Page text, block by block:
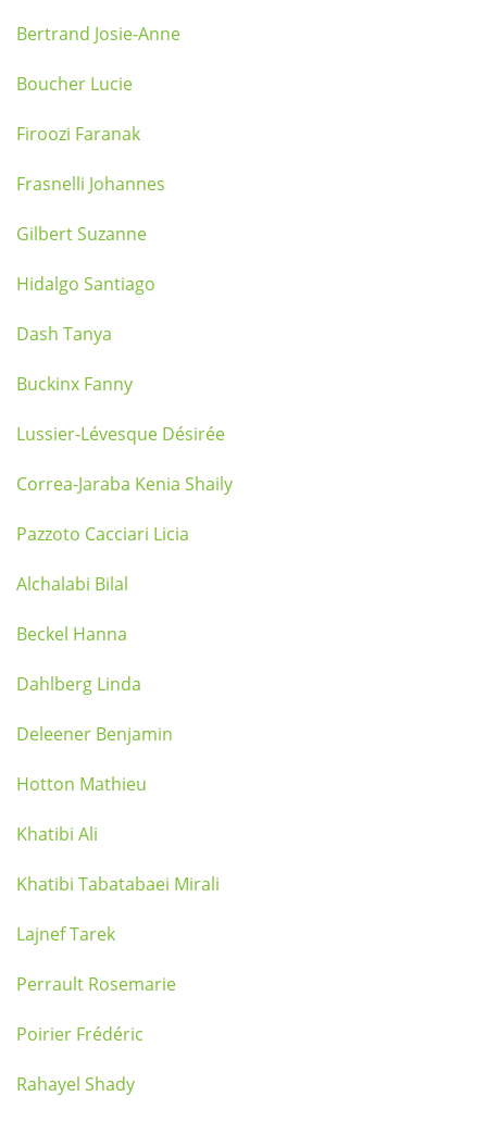
Bertrand Josie-Anne
Boucher Lucie
Firoozi Faranak
Frasnelli Johannes
Gilbert Suzanne
Hidalgo Santiago
Dash Tanya
Buckinx Fanny
Lussier-Lévesque Désirée
Correa-Jaraba Kenia Shaily
Pazzoto Cacciari Licia
Alchalabi Bilal
Beckel Hanna
Dahlberg Linda
Deleener Benjamin
Hotton Mathieu
Khatibi Ali
Khatibi Tabatabaei Mirali
Lajnef Tarek
Perrault Rosemarie
Poirier Frédéric
Rahayel Shady